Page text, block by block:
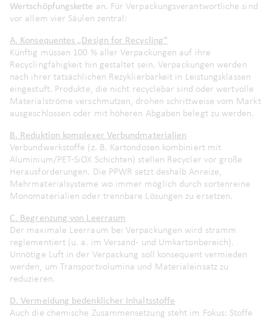
Wertschöpfungskette an. Für Verpackungsverantwortliche sind
vor allem vier Säulen zentral:
A. Konsequentes „Design for Recycling“
Künftig müssen 100 % aller Verpackungen auf ihre
Recyclingfähigkeit hin gestaltet sein. Verpackungen werden
nach ihrer tatsächlichen Rezyklierbarkeit in Leistungsklassen
eingestuft. Produkte, die nicht recyclebar sind oder wertvolle
Materialströme verschmutzen, drohen schrittweise vom Markt
ausgeschlossen oder mit höheren Abgaben belegt zu werden.
B. Reduktion komplexer Verbundmaterialien
Verbundwerkstoffe (z. B. Kartondosen kombiniert mit
Aluminium/PET-SiOX Schichten) stellen Recycler vor große
Herausforderungen. Die PPWR setzt deshalb Anreize,
Mehrmaterialsysteme wo immer möglich durch sortenreine
Monomaterialien oder trennbare Lösungen zu ersetzen.
C. Begrenzung von Leerraum
Der maximale Leerraum bei Verpackungen wird stramm
reglementiert (u. a. im Versand- und Umkartonbereich).
Unnötige Luft in der Verpackung soll konsequent vermieden
werden, um Transportvolumina und Materialeinsatz zu
reduzieren.
D. Vermeidung bedenklicher Inhaltsstoffe
Auch die chemische Zusammensetzung steht im Fokus: Stoffe